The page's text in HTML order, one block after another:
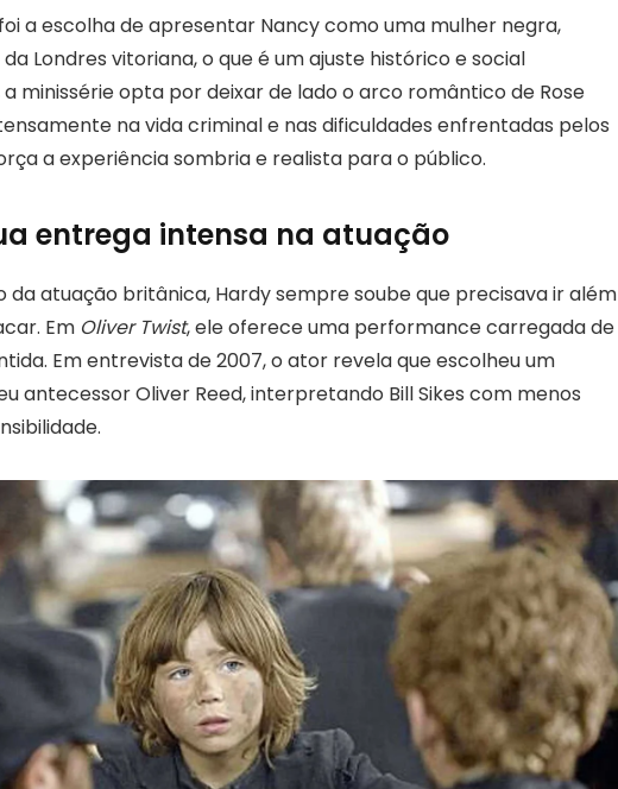
a escolha de apresentar Nancy como uma mulher negra,
Londres vitoriana, o que é um ajuste histórico e social
minissérie opta por deixar de lado o arco romântico de Rose
na vida criminal e nas dificuldades enfrentadas pelos
a experiência sombria e realista para o público.
entrega intensa na atuação
da atuação britânica, Hardy sempre soube que precisava ir além
Em Oliver Twist, ele oferece uma performance carregada de
Em entrevista de 2007, o ator revela que escolheu um
antecessor Oliver Reed, interpretando Bill Sikes com menos